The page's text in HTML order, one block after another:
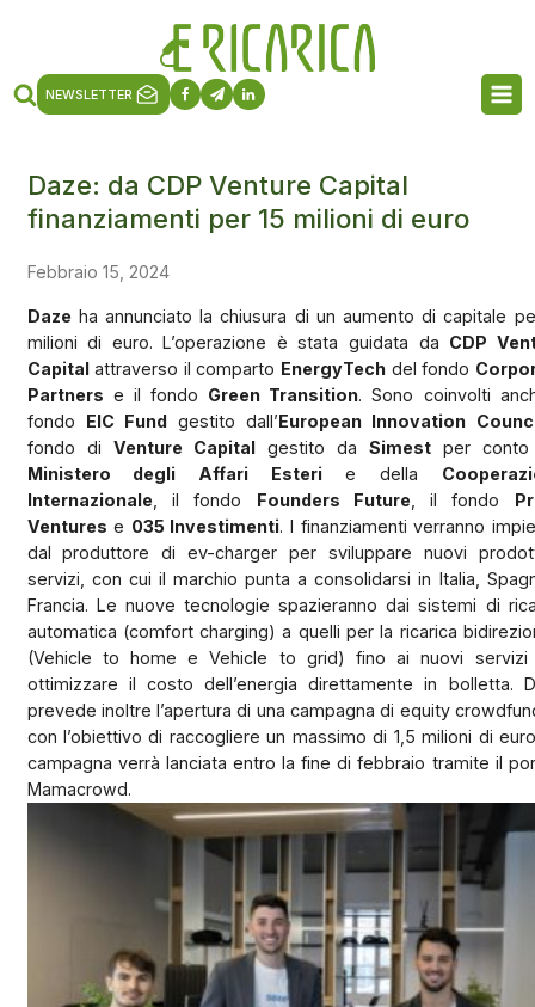
NEWSLETTER
Daze: da CDP Venture Capital
finanziamenti per 15 milioni di euro
Febbraio 15, 2024
Daze ha annunciato la chiusura di un aumento di capitale
milioni di euro. L’operazione è stata guidata da CDP
Capitalattraverso il comparto EnergyTechdel fondo
Partners e il fondo Green Transition. Sono coinvolti
fondo EIC Fundgestito dall’European Innovation
fondo di Venture Capitalgestito da Simestper conto
Ministero degli Affari Esterie della
Internazionale , il fondo Founders Future , il fondo
Ventures e 035 Investimenti. I finanziamenti verranno
dal produttore di ev-charger per sviluppare nuovi
servizi, con cui il marchio punta a consolidarsi in Italia,
Francia. Le nuove tecnologie spazieranno dai sistemi di
automatica (comfort charging) a quelli per la ricarica
(Vehicle to home e Vehicle to grid) fino ai nuovi servizi
ottimizzare il costo dell’energia direttamente in bolletta.
prevede inoltre l’apertura di una campagna di equity
con l’obiettivo di raccogliere un massimo di 1,5 milioni di
campagna verrà lanciata entro la fine di febbraio tramite il
Mamacrowd.